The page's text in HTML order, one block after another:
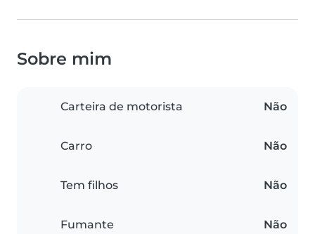
Sobre mim
Carteira de motorista Não
Carro Não
Tem filhos Não
Fumante Não